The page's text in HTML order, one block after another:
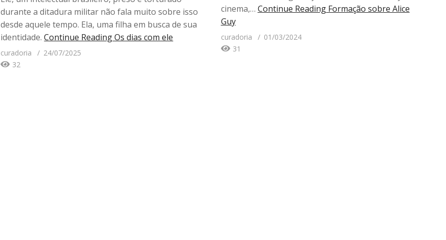
durante a ditadura militar não fala muito sobre isso
desde aquele tempo. Ela, uma filha em busca de sua
identidade.Continue ReadingOs dias com ele
curadoria
24/07/2025
32
cinema,… Continue ReadingFormação sobre Alice
Guy
curadoria
01/03/2024
31